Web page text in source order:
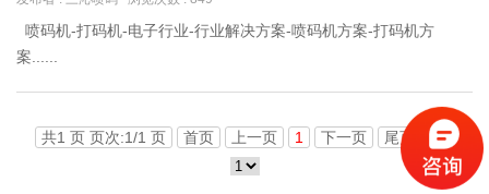
喷码机-打码机-电子行业-行业解决方案-喷码机方案-打码机方
案......
共1 页 页次:1/1 页 首页 上一页 1 下一页 尾页 转到